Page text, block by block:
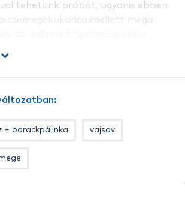
tehetünk próbát, ugyanis ebben
csemegekukorica mellett mega
Démon, Pácolt – Dunai Kagyló,
a Fehér Amur, és a
+ barackpálinka vajsav